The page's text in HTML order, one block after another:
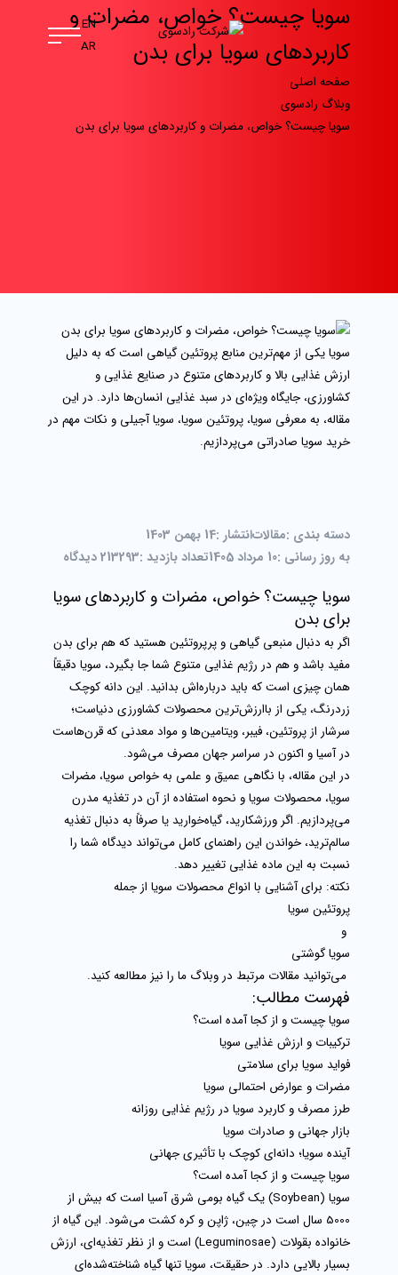
EN
AR
سویا چیست؟ خواص، مضرات و
کاربردهای سویا برای بدن
صفحه اصلی
وبلاگ رادسوی
سویا چیست؟ خواص، مضرات و کاربردهای سویا برای بدن
سویا یکی از مهم‌ترین منابع پروتئین گیاهی است که به دلیل
ارزش غذایی بالا و کاربردهای متنوع در صنایع غذایی و
کشاورزی، جایگاه ویژه‌ای در سبد غذایی انسان‌ها دارد. در این
مقاله، به معرفی سویا، پروتئین سویا، سویا آجیلی و نکات مهم در
خرید سویا صادراتی می‌پردازیم.
دسته بندی :مقالاتانتشار :14 بهمن 1403
به روز رسانی :10 مرداد 1405 تعداد بازدید :132932 دیدگاه
سویا چیست؟ خواص، مضرات و کاربردهای سویا
برای بدن
اگر به دنبال منبعی گیاهی و پرپروتئین هستید که هم برای بدن
مفید باشد و هم در رژیم غذایی متنوع شما جا بگیرد، سویا دقیقاً
همان چیزی است که باید درباره‌اش بدانید. این دانه کوچک
زردرنگ، یکی از باارزش‌ترین محصولات کشاورزی دنیاست؛
سرشار از پروتئین، فیبر، ویتامین‌ها و مواد معدنی که قرن‌هاست
در آسیا و اکنون در سراسر جهان مصرف می‌شود.
در این مقاله، با نگاهی عمیق و علمی بهخواص سویا، مضرات
سویا، محصولات سویاو نحوه استفاده از آن در تغذیه مدرن
می‌پردازیم. اگر ورزشکارید، گیاه‌خوارید یا صرفاً به دنبال تغذیه
سالم‌ترید، خواندن این راهنمای کامل می‌تواند دیدگاه شما را
نسبت به این ماده غذایی تغییر دهد.
نکته: برای آشنایی با انواع محصولات سویا از جمله
پروتئین سویا
و
سویا گوشتی
می‌توانید مقالات مرتبط در وبلاگ ما را نیز مطالعه کنید.
فهرست مطالب:
سویا چیست و از کجا آمده است؟
ترکیبات و ارزش غذایی سویا
فواید سویا برای سلامتی
مضرات و عوارض احتمالی سویا
طرز مصرف و کاربرد سویا در رژیم غذایی روزانه
بازار جهانی و صادرات سویا
آینده سویا؛ دانه‌ای کوچک با تأثیری جهانی
سویا چیست و از کجا آمده است؟
سویا
(Soybean) یک گیاه بومی شرق آسیا است که بیش از
5000 سال است در چین، ژاپن و کره کشت می‌شود. این گیاه از
خانواده بقولات (Leguminosae) است و از نظر تغذیه‌ای، ارزش
بسیار بالایی دارد. در حقیقت، سویا تنها گیاه شناخته‌شده‌ای